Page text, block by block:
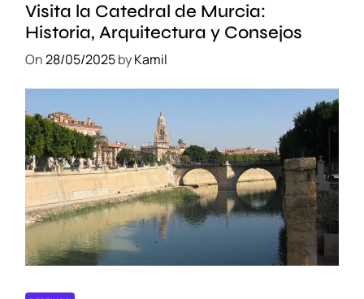
Visita la Catedral de Murcia:
Historia, Arquitectura y Consejos
On28/05/2025byKamil